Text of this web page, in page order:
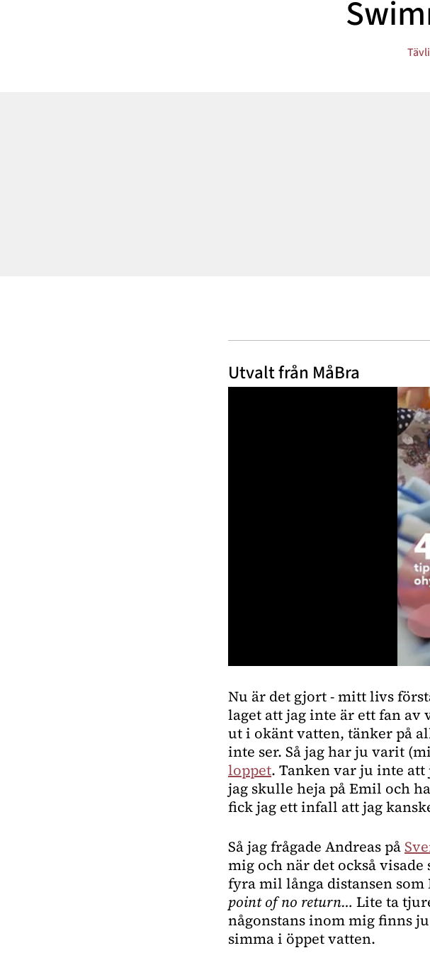
Utvalt från MåBra
of
41
secondsVolume
0%
Nu är det gjort - mitt livs
laget att jag inte är ett fan av
ut i okänt vatten, tänker på
inte ser. Så jag har ju varit
loppet. Tanken var ju inte
jag skulle heja på Emil och
fick jag ett infall att jag
Så jag frågade Andreas på
mig och när det också
point of no return… Lite ta
någonstans inom mig finns
simma i öppet vatten.